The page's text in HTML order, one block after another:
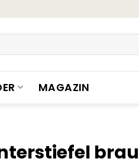
MAGAZIN